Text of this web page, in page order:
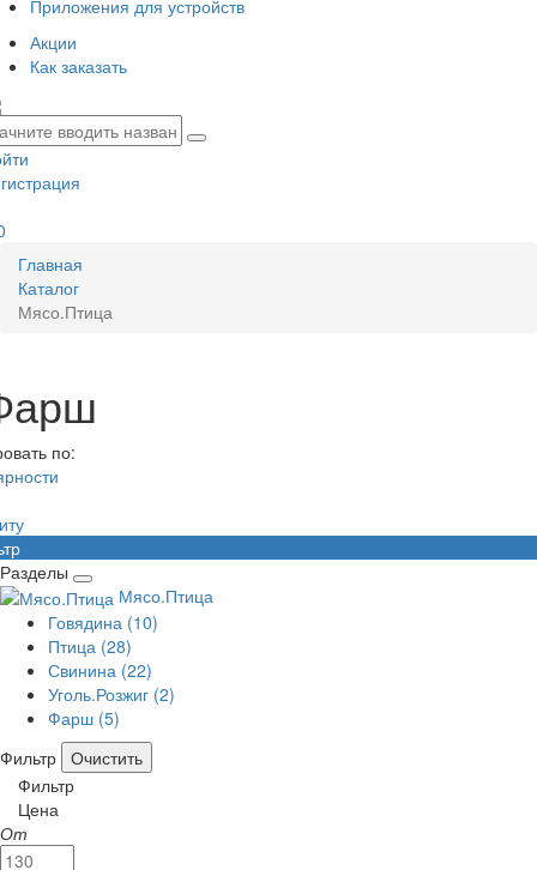
Приложения для устройств
Акции
Как заказать
Главная
Каталог
Мясо.Птица
по:
Разделы
Мясо.Птица
Говядина (10)
Птица (28)
Свинина (22)
Уголь.Розжиг (2)
Фарш (5)
Фильтр
Фильтр
Цена
От